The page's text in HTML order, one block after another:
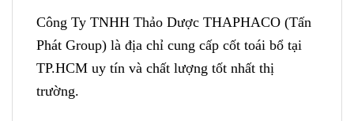
Công Ty TNHH Thảo Dược THAPHACO (Tấn
Phát Group) là địa chỉ cung cấp cốt toái bổ tại
TP.HCM uy tín và chất lượng tốt nhất thị
trường.